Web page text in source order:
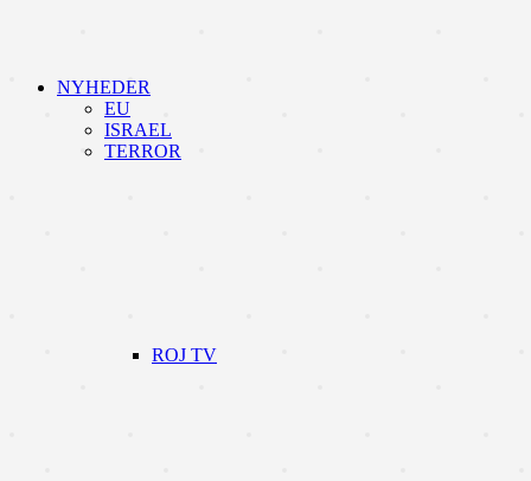
NYHEDER
EU
ISRAEL
TERROR
ROJ TV